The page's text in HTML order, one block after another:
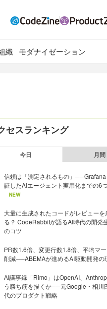
織 モダナイゼーション
セスランキング
今日 月間
信頼は「測定されるもの」
証したAIエージェント実用化までの6
NEW
大量に生成されたコードがレビューを
る？ CodeRabbitが語るAI時代の開発
のコツ
PR数1.6倍、変更行数1.8倍、平均マ
削減──ABEMAが進めるAI駆動開発の
AI議事録「Rimo」はOpenAI、
う勝ち筋を描くか──元Google・相川
代のプロダクト戦略